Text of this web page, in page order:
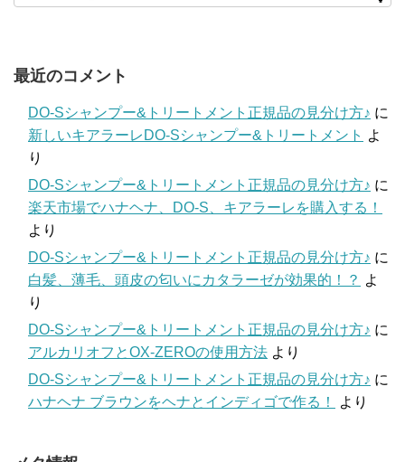
最近のコメント
DO-Sシャンプー&トリートメント正規品の見分け方♪ に
新しいキアラーレDO-Sシャンプー&トリートメント よ
り
DO-Sシャンプー&トリートメント正規品の見分け方♪ に
楽天市場でハナヘナ、DO-S、キアラーレを購入する！
より
DO-Sシャンプー&トリートメント正規品の見分け方♪ に
白髪、薄毛、頭皮の匂いにカタラーゼが効果的！？ よ
り
DO-Sシャンプー&トリートメント正規品の見分け方♪ に
アルカリオフとOX-ZEROの使用方法 より
DO-Sシャンプー&トリートメント正規品の見分け方♪ に
ハナヘナ ブラウンをヘナとインディゴで作る！
より